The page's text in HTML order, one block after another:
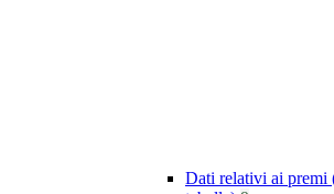
Dati relativi ai premi